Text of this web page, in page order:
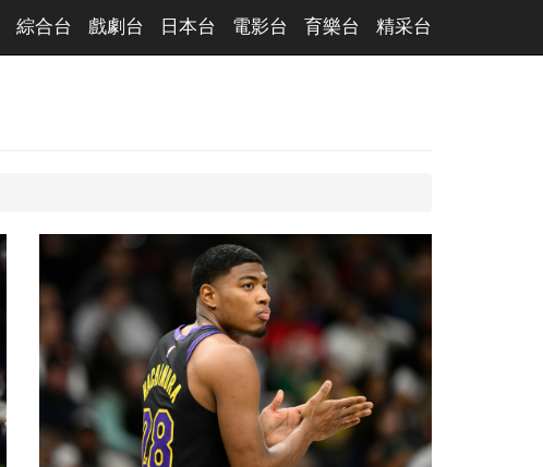
綜合台 戲劇台 日本台 電影台 育樂台 精采台